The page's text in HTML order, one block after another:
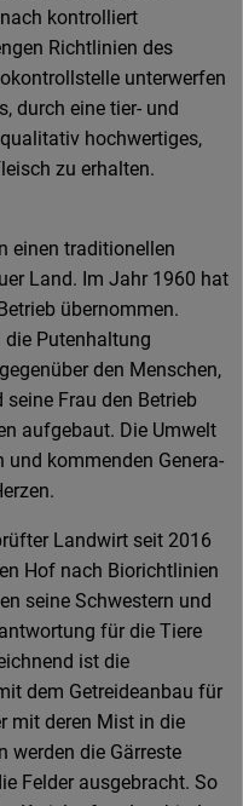
kontrolliert
Richtlinien des
unterwerfen
durch eine tier- und
hochwertiges,
zu erhalten.
einen traditionellen
Land. Im Jahr 1960 hat
über­nommen.
Putenhaltung
den Menschen,
Frau den Betrieb
aufgebaut. Die Umwelt
und kommenden Genera­
Landwirt seit 2016
Hof nach Biorichtlinien
seine Schwestern und
für die Tiere
ist die
dem Getreideanbau für
mit deren Mist in die
werden die Gärreste
Felder ausgebracht. So